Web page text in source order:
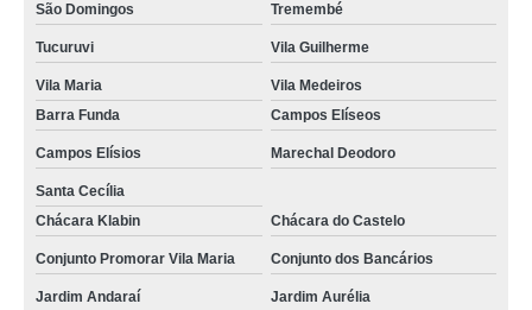
São Domingos Tremembé
Tucuruvi Vila Guilherme
Vila Maria
Vila Medeiros
Barra Funda
Campos Elíseos
Campos Elísios Marechal Deodoro
Santa Cecília
Chácara Klabin
Chácara do Castelo
Conjunto Promorar Vila Maria Conjunto dos Bancários
Jardim Andaraí Jardim Aurélia